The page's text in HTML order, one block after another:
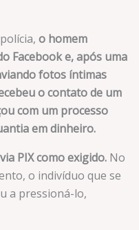
o homem
Facebook e, após uma
fotos íntimas
o contato de um
com um processo
em dinheiro.
PIX como exigido. No
o indivíduo que se
a pressioná-lo,